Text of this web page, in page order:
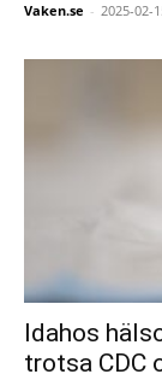
Vaken.se - 2025-02-
Idahos
trotsa CDC